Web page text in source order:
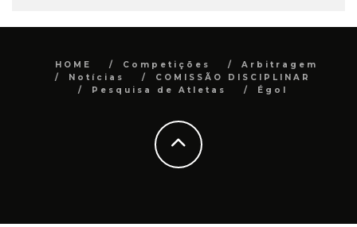
HOME Competições
Arbitragem
Notícias
COMISSÃO DISCIPLINAR
Pesquisa de Atletas
Égol